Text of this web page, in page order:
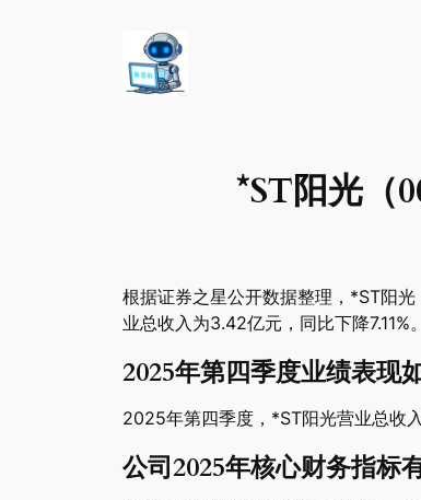
*ST阳光（
根据证券之星公开数据整理，*ST阳
业总收入为3.42亿元，同比下降7.11%。
2025年第四季度业绩表现
2025年第四季度，*ST阳光营业总收
公司2025年核心财务指标